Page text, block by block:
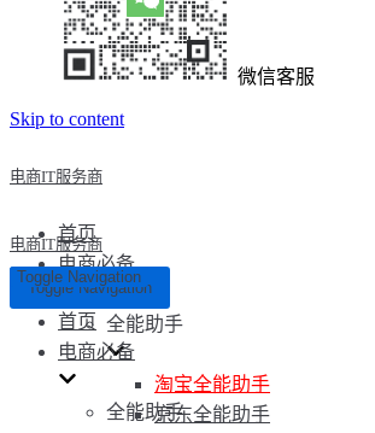
微信客服
Skip to content
电商IT服务商
首页
电商必备
全能助手
淘宝全能助手
京东全能助手
电商IT服务商
Toggle Navigation
Toggle Navigation
首页
电商必备
全能助手